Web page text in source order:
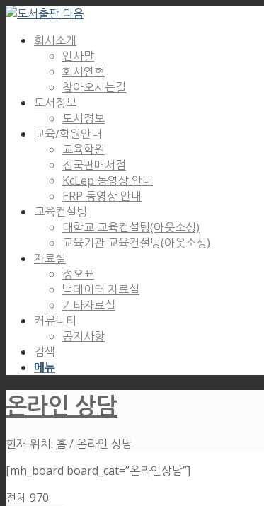
회사소개
인사말
회사연혁
찾아오시는길
도서정보
도서정보
교육/학원안내
교육학원
전국판매서점
KcLep 동영상 안내
ERP 동영상 안내
교육컨설팅
대학교 교육컨설팅(아웃소싱)
교육기관 교육컨설팅(아웃소싱)
자료실
정오표
백데이터 자료실
기타자료실
커뮤니티
공지사항
검색
메뉴
온라인 상담
현재 위치: 홈/ 온라인 상담
[mh_board board_cat=”온라인상담”]
전체 970